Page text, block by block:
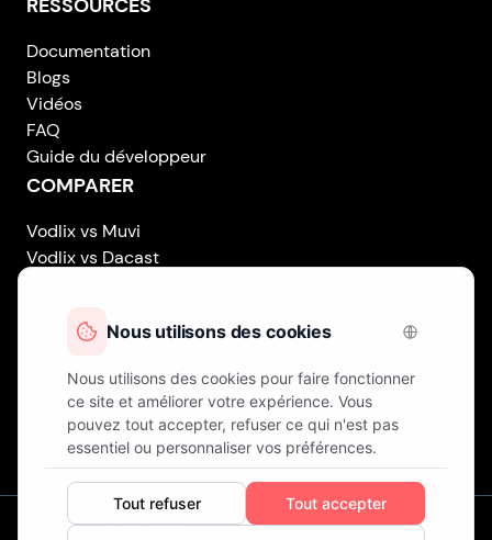
RESSOURCES
Documentation
Blogs
Vidéos
FAQ
Guide du développeur
COMPARER
Vodlix vs Muvi
Vodlix vs Dacast
Vodlix vs Brightcove
Vodlix on LinkedIn
Vodlix on Facebook
Vodlix on X (Twitter)
Vodlix on Instagram
Nos Bureaux